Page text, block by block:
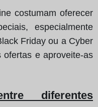
costumam oferecer
especialmente
Friday ou a Cyber
ofertas e aproveite-as
diferentes